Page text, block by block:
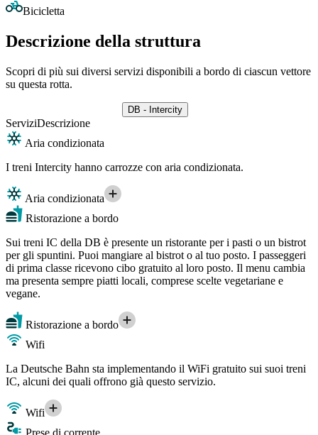
Bicicletta
Descrizione della struttura
Scopri di più sui diversi servizi disponibili a bordo di ciascun vettore
su questa rotta.
DB - Intercity
ServiziDescrizione
Aria condizionata
I treni Intercity hanno carrozze con aria condizionata.
Aria condizionata
Ristorazione a bordo
Sui treni IC della DB è presente un ristorante per i pasti o un bistrot
per gli spuntini. Puoi mangiare al bistrot o al tuo posto. I passeggeri
di prima classe ricevono cibo gratuito al loro posto. Il menu cambia
ma presenta sempre piatti locali, comprese scelte vegetariane e
vegane.
Ristorazione a bordo
Wifi
La Deutsche Bahn sta implementando il WiFi gratuito sui suoi treni
IC, alcuni dei quali offrono già questo servizio.
Wifi
Prese di corrente